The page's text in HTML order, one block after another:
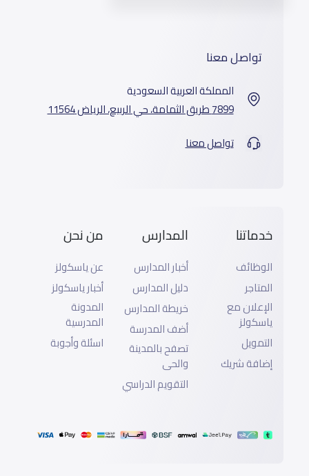
تواصل معنا
المملكة العربية السعودية
7899 طريق الثمامة، حي الربيع، الرياض 11564
تواصل معنا
خدماتنا
الوظائف
المتاجر
الإعلان مع
ياسكولز
التمويل
إضافة شريك
المدارس
أخبار المدارس
دليل المدارس
خريطة المدارس
أضف المدرسة
تصفح بالمدينة
والحى
التقويم الدراسي
من نحن
عن ياسكولز
أخبار ياسكولز
المدونة
المدرسية
اسئلة وأجوبة